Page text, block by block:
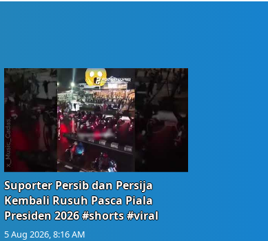
Suporter Persib dan Persija
Kembali Rusuh Pasca Piala
Presiden 2026 #shorts #viral
5 Aug 2026, 8:16 AM